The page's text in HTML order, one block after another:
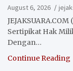
August 6, 2026
Sertipikat Hak
Dengan…
Continue Reading